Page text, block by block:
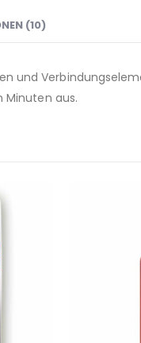
(10)
und
Minuten aus.